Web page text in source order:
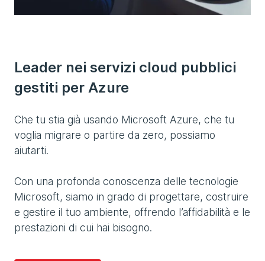
Leader nei servizi cloud pubblici
gestiti per Azure
Che tu stia già usando Microsoft Azure, che tu
voglia migrare o partire da zero, possiamo
aiutarti.
Con una profonda conoscenza delle tecnologie
Microsoft, siamo in grado di progettare, costruire
e gestire il tuo ambiente, offrendo l’affidabilità e le
prestazioni di cui hai bisogno.